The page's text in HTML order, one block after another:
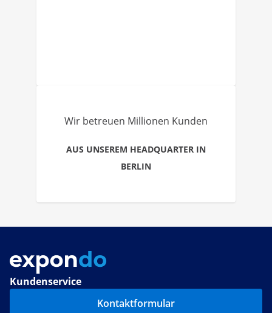
Wir betreuen Millionen Kunden
AUS UNSEREM HEADQUARTER IN
BERLIN
Kundenservice
Kontaktformular